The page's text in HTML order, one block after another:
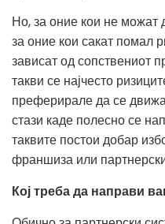
Но, за оние кои не можат
за оние кои сакат помал
зависат од сопствениот
такви се најчесто
преферирале да се
стази каде полесно се
таквите постои добар
франшиза или
Кој треба да направи